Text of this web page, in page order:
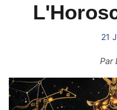
21
Par